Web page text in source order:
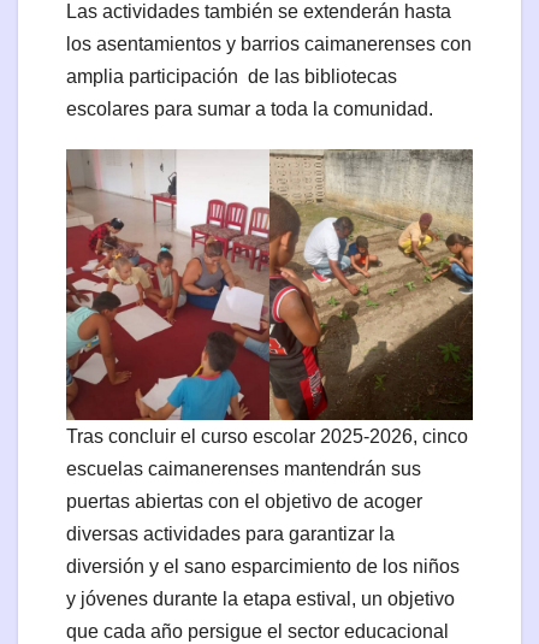
Las actividades también se extenderán hasta
los asentamientos y barrios caimanerenses con
amplia participación de las bibliotecas
escolares para sumar a toda la comunidad.
Tras concluir el curso escolar 2025-2026, cinco
escuelas caimanerenses mantendrán sus
puertas abiertas con el objetivo de acoger
diversas actividades para garantizar la
diversión y el sano esparcimiento de los niños
y jóvenes durante la etapa estival, un objetivo
que cada año persigue el sector educacional